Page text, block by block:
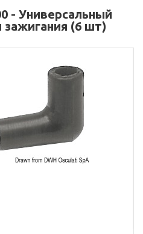
- Универсальный
зажигания (6 шт)